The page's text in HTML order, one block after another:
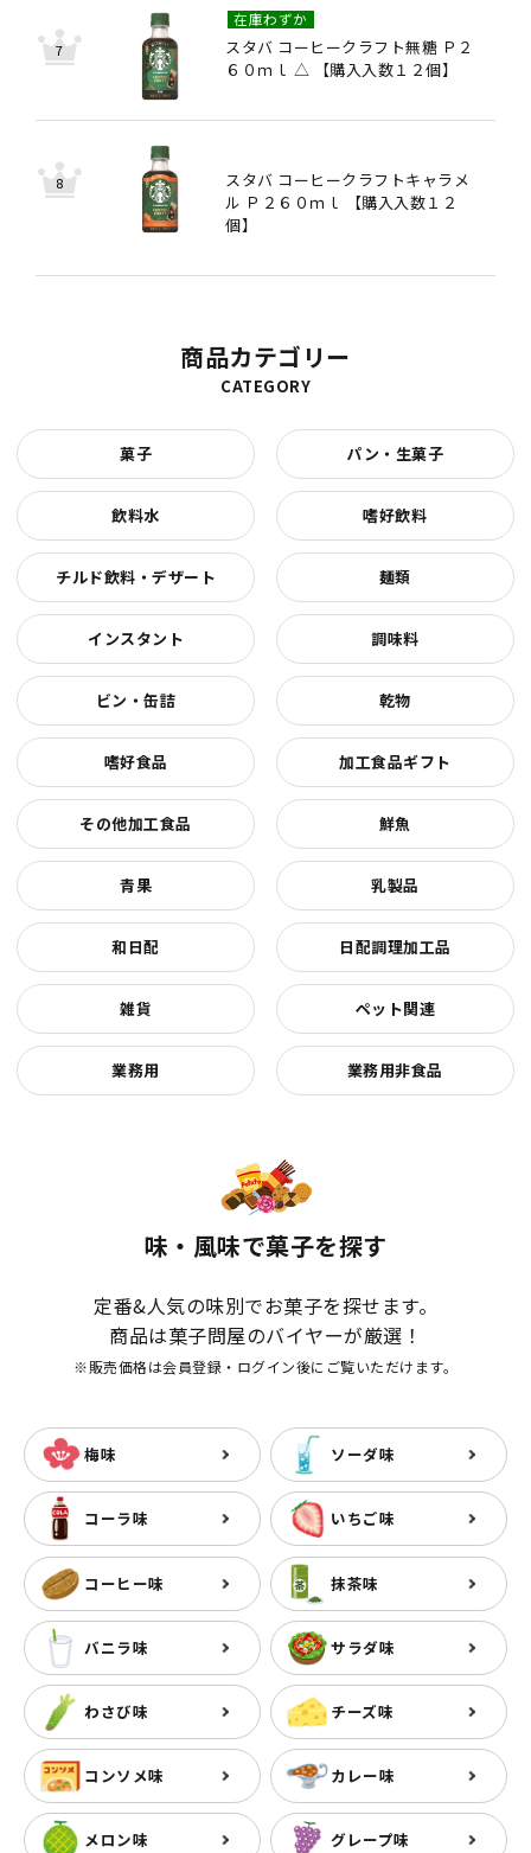
スタバ コーヒークラフト無糖 Ｐ２
６０ｍｌ △ 【購入入数１２個】
在庫わずか
スタバ コーヒークラフトキャラメ
ル Ｐ２６０ｍｌ 【購入入数１２
個】
商品カテゴリー
CATEGORY
菓子 パン・生菓子
飲料水 嗜好飲料
チルド飲料・デザート 麺類
インスタント 調味料
ビン・缶詰 乾物
嗜好食品 加工食品ギフト
その他加工食品 鮮魚
青果 乳製品
和日配 日配調理加工品
雑貨 ペット関連
業務用 業務用非食品
味・風味で菓子を探す
定番&人気の味別でお菓子を探せます。
商品は菓子問屋のバイヤーが厳選！
※販売価格は会員登録・ログイン後にご覧いただけます。
梅味 ソーダ味
コーラ味 いちご味
コーヒー味 抹茶味
バニラ味 サラダ味
わさび味 チーズ味
コンソメ味 カレー味
メロン味 グレープ味